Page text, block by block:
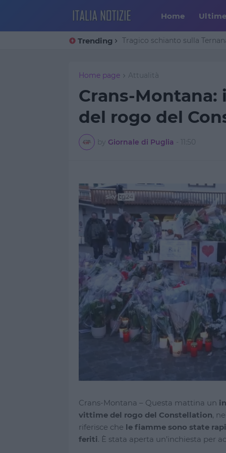
Home
Trending Tragico schianto sulla
Home page Attualità
Crans-
del rogo del
by Giornale di Puglia - 11:50
Crans-Montana – Questa mattina un
vittime del rogo del Constellation,
riferisce che le fiamme sono state
feriti. È stata aperta un’inchiesta per